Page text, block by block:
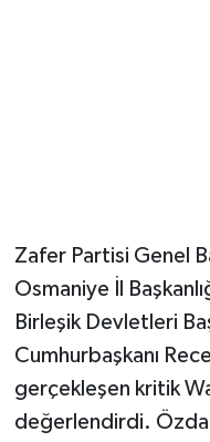
Zafer Partisi Genel
Osmaniye İl
Birleşik Devletleri
Cumhurbaşkanı
gerçekleşen kritik
değerlendirdi.